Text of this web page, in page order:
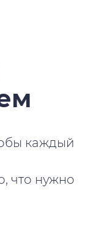
каждый
что нужно